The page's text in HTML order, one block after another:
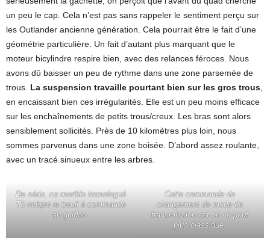
un peu le cap. Cela n’est pas sans rappeler le sentiment perçu sur
les Outlander ancienne génération. Cela pourrait être le fait d’une
géométrie particulière. Un fait d’autant plus marquant que le
moteur bicylindre respire bien, avec des relances féroces. Nous
avons dû baisser un peu de rythme dans une zone parsemée de
trous. La suspension travaille pourtant bien sur les gros trous
en encaissant bien ces irrégularités. Elle est un peu moins efficace
sur les enchaînements de petits trous/creux. Les bras sont alors
sensiblement sollicités. Près de 10 kilomètres plus loin, nous
sommes parvenus dans une zone boisée. D’abord assez roulante,
avec un tracé sinueux entre les arbres.
De série, ce modèle homologué
T3 intègre le treuil à commande
au guidon.
Cette commande de
changement de mode de
transmission est on ne peut
plus classique.